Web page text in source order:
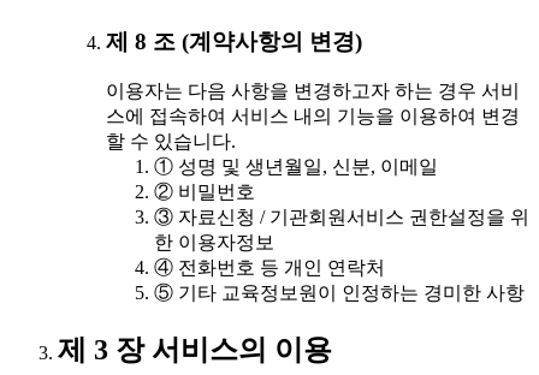
제 8 조 (계약사항의 변경)
이용자는 다음 사항을 변경하고자 하는 경우 서비
스에 접속하여 서비스 내의 기능을 이용하여 변경
할 수 있습니다.
① 성명 및 생년월일, 신분, 이메일
② 비밀번호
③ 자료신청 / 기관회원서비스 권한설정을 위
한 이용자정보
④ 전화번호 등 개인 연락처
⑤ 기타 교육정보원이 인정하는 경미한 사항
제 3 장 서비스의 이용